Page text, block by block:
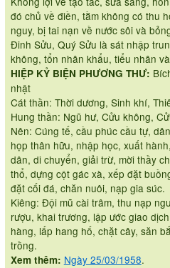
đó chủ về điền, tằm không có thu
nguy, bị tai nạn về nước sôi và
Đinh Sửu, Quý Sửu là sát nhập
không, tổn nhân khẩu, tiểu nhân
HIỆP KỶ BIỆN PHƯƠNG THƯ:
nhật
Cát thần: Thời dương, Sinh khí,
Hung thần: Ngũ hư, Cửu không,
Nên: Cúng tế, cầu phúc cầu tự,
họp thân hữu, nhập học, xuất
dân, di chuyển, giải trừ, mời thầy
thổ, dựng cột gác xà, xếp đặt
đặt cối đá, chăn nuôi, nạp gia súc.
Kiêng: Đội mũ cài trâm, thu nạp
rượu, khai trương, lập ước giao
hàng, lấp hang hố, chặt cây, săn
trồng.
Xem thêm: Ngày 25/03/1958.